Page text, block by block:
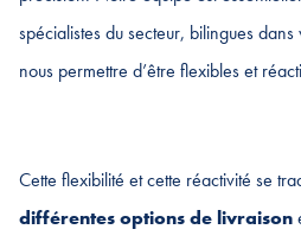
spécialistes du secteur, bilingues
nous permettre d’être flexibles et
Cette flexibilité et cette réactivité se
différentes options de livraison